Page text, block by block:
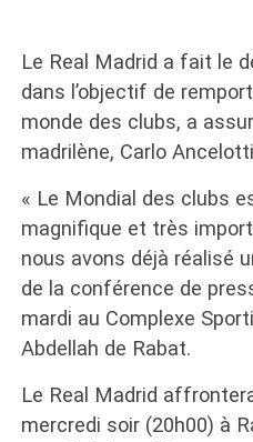
Le Real Madrid a fait le
dans l’objectif de
monde des clubs, a
madrilène, Carlo
« Le Mondial des clubs
magnifique et très
nous avons déjà réalisé
de la conférence de
mardi au Complexe
Abdellah de Rabat.
Le Real Madrid
mercredi soir (20h00) à